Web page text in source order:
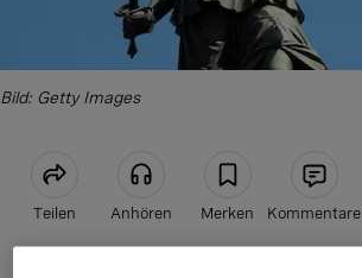
Bild: Getty Images
Teilen Anhören Merken Kommentare